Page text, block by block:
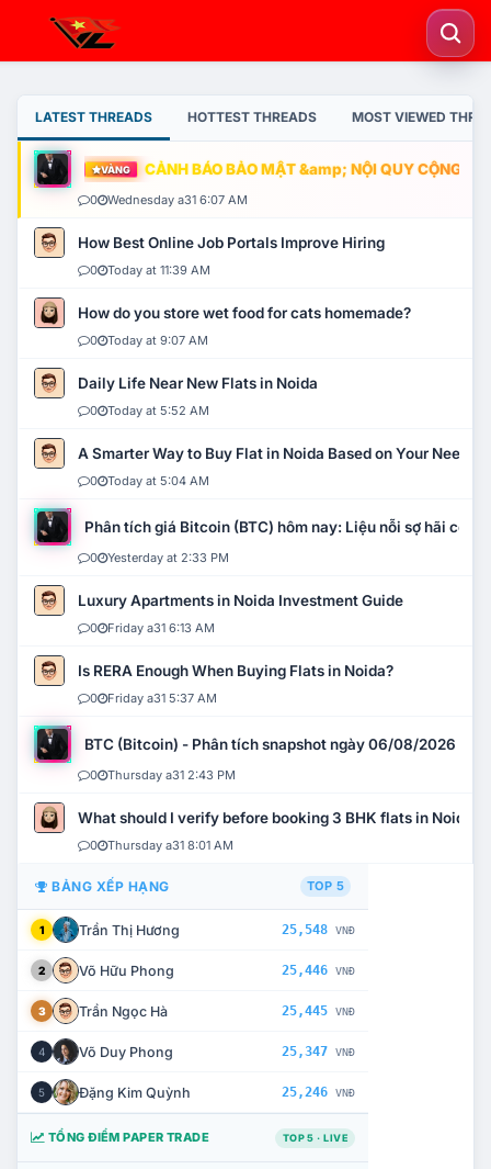
LATEST THREADS HOTTEST THREADS MOST VIEWED
VÀNG CẢNH BÁO BẢO MẬT &amp; NỘI QUY CỘNG
0 Wednesday a31 6:07 AM
How Best Online Job Portals Improve Hiring
0 Today at 11:39 AM
How do you store wet food for cats homemade?
0 Today at 9:07 AM
Daily Life Near New Flats in Noida
0 Today at 5:52 AM
A Smarter Way to Buy Flat in Noida Based on Your Needs
0 Today at 5:04 AM
Phân tích giá Bitcoin (BTC) hôm nay: Liệu nỗi sợ hãi có
0 Yesterday at 2:33 PM
Luxury Apartments in Noida Investment Guide
0 Friday a31 6:13 AM
Is RERA Enough When Buying Flats in Noida?
0 Friday a31 5:37 AM
BTC (Bitcoin) - Phân tích snapshot ngày 06/08/2026
0 Thursday a31 2:43 PM
What should I verify before booking 3 BHK flats in Noida?
0 Thursday a31 8:01 AM
BẢNG XẾP HẠNG TOP 5
1 Trần Thị Hương 25,548 VNĐ
2 Võ Hữu Phong 25,446 VNĐ
3 Trần Ngọc Hà 25,445 VNĐ
4 Võ Duy Phong 25,347 VNĐ
5 Đặng Kim Quỳnh 25,246 VNĐ
TỔNG ĐIỂM PAPER TRADE TOP 5 · LIVE